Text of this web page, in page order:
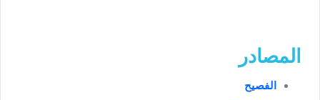
المصادر
الفصيح